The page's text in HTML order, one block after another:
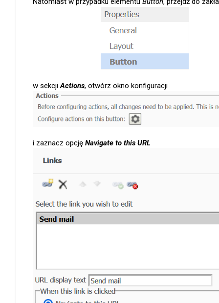
w sekcjiActions, otwórz okno konfiguracji
i zaznacz opcję Navigate to this URL